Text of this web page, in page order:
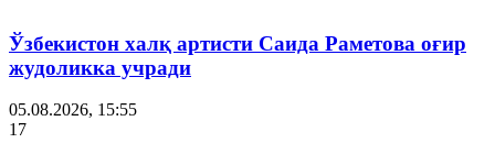
Ўзбекистон халқ артисти Саида Раметова оғир
жудоликка учради
05.08.2026, 15:55
17